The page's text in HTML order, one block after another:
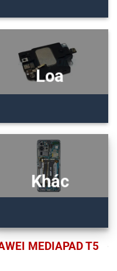
Loa
Khác
MEDIAPAD T5